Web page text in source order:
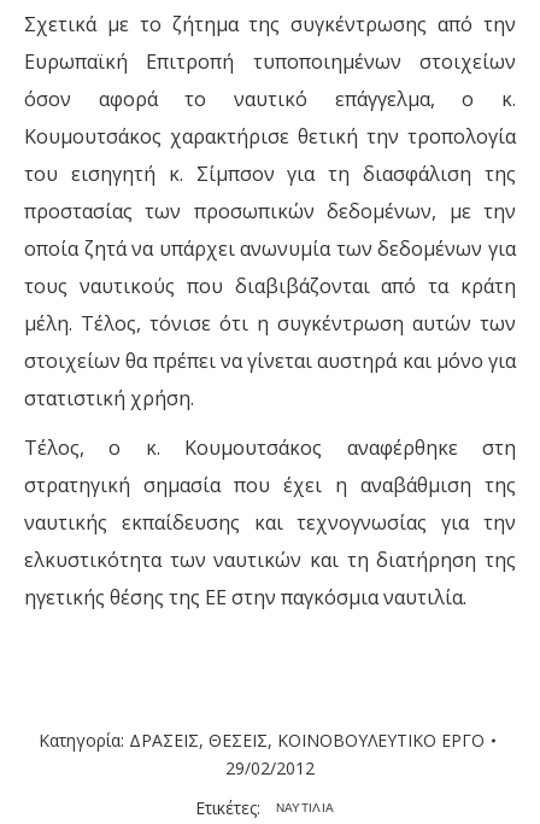
Σχετικά με το ζήτημα της συγκέντρωσης από την
Ευρωπαϊκή Επιτροπή τυποποιημένων στοιχείων
όσον αφορά το ναυτικό επάγγελμα, ο κ.
Κουμουτσάκος χαρακτήρισε θετική την τροπολογία
του εισηγητή κ. Σίμπσον για τη διασφάλιση της
προστασίας των προσωπικών δεδομένων, με την
οποία ζητά να υπάρχει ανωνυμία των δεδομένων για
τους ναυτικούς που διαβιβάζονται από τα κράτη
μέλη. Τέλος, τόνισε ότι η συγκέντρωση αυτών των
στοιχείων θα πρέπει να γίνεται αυστηρά και μόνο για
στατιστική χρήση.
Τέλος, ο κ. Κουμουτσάκος αναφέρθηκε στη
στρατηγική σημασία που έχει η αναβάθμιση της
ναυτικής εκπαίδευσης και τεχνογνωσίας για την
ελκυστικότητα των ναυτικών και τη διατήρηση της
ηγετικής θέσης της ΕΕ στην παγκόσμια ναυτιλία.
Κατηγορία: ΔΡΑΣΕΙΣ, ΘΕΣΕΙΣ, ΚΟΙΝΟΒΟΥΛΕΥΤΙΚΟ ΕΡΓΟ
29/02/2012
Ετικέτες:
ΝΑΥΤΙΛΙΑ